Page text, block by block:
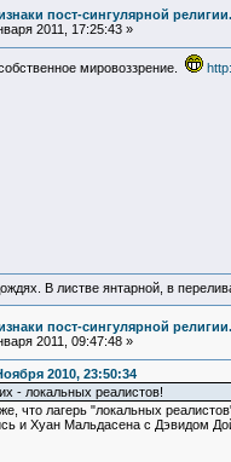
пост-сингулярной
2011, 17:25:43 »
мировоззрение.
В листве янтарной, в
пост-сингулярной
2011, 09:47:48 »
2010, 23:50:34
- локальных реалистов!
что лагерь "локальных
и Хуан Мальдасена с Дэвидом